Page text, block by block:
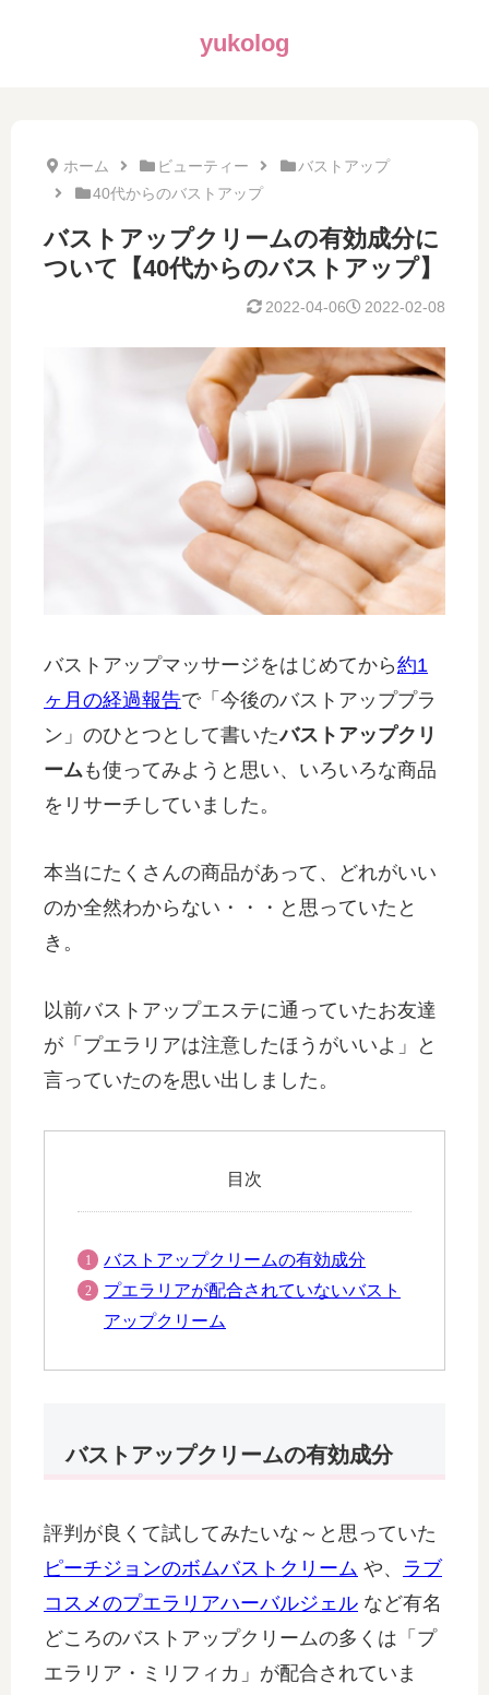
yukolog
ホーム ビューティー
バストアップ
40代からのバストアップ
バストアップクリームの有効成分に
ついて【40代からのバストアップ】
2022-02-08
2022-04-06
バストアップマッサージをはじめてから約1
ヶ月の経過報告で「今後のバストアッププラ
ン」のひとつとして書いたバストアップクリ
ームも使ってみようと思い、いろいろな商品
をリサーチしていました。
本当にたくさんの商品があって、どれがいい
のか全然わからない・・・と思っていたと
き。
以前バストアップエステに通っていたお友達
が「プエラリアは注意したほうがいいよ」と
言っていたのを思い出しました。
目次
バストアップクリームの有効成分
プエラリアが配合されていないバスト
アップクリーム
バストアップクリームの有効成分
評判が良くて試してみたいな～と思っていた
ピーチジョンのボムバストクリーム や、 ラブ
コスメのプエラリアハーバルジェル など有名
どころのバストアップクリームの多くは「プ
エラリア・ミリフィカ」が配合されていま